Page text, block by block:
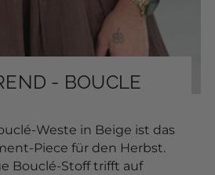
- BOUCLE
Weste in Beige ist das
Piece für den Herbst.
Bouclé-Stoff trifft auf